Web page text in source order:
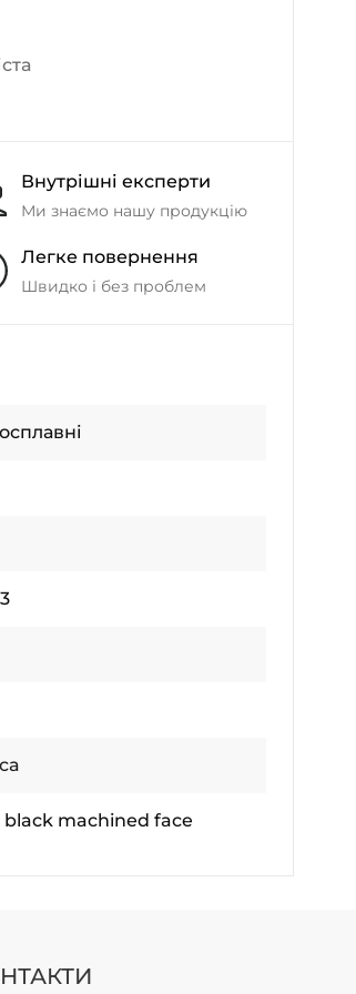
+38 (099)-643-33-77
- Тополь
- Калинова
Внутрішні експерти
Ми знаємо нашу продукцію
Легке повернення
Швидко і без проблем
black machined face